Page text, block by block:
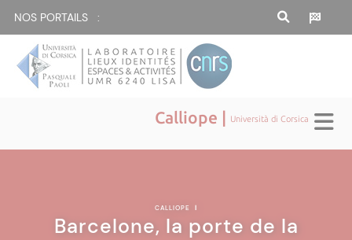
NOS PORTAILS :
Calliope | Università di Corsica
CALLIOPE |
Barcelone, la porte de la